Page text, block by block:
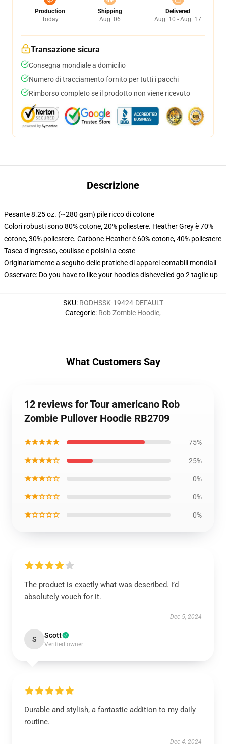
Production
Today
Shipping
Aug. 06
Delivered
Aug. 10 - Aug. 17
Transazione sicura
Consegna mondiale a domicilio
Numero di tracciamento fornito per tutti i pacchi
Rimborso completo se il prodotto non viene ricevuto
Descrizione
Pesante 8.25 oz. (~280 gsm) pile ricco di cotone
Colori robusti sono 80% cotone, 20% poliestere. Heather Grey è 70%
cotone, 30% poliestere. Carbone Heather è 60% cotone, 40% poliestere
Tasca d'ingresso, coulisse e polsini a coste
Originariamente a seguito delle pratiche di apparel contabili mondiali
Osservare: Do you have to like your hoodies dishevelled go 2 taglie up
SKU: RODHSSK-19424-DEFAULT
Categorie: Rob Zombie Hoodie,
What Customers Say
12 reviews for Tour americano Rob
Zombie Pullover Hoodie RB2709
★★★★★ 75%
★★★★☆ 25%
★★★☆☆ 0%
★★☆☆☆ 0%
★☆☆☆☆ 0%
The product is exactly what was described. I’d
absolutely vouch for it.
Dec 5, 2024
S Scott
Verified owner
Durable and stylish, a fantastic addition to my daily
routine.
Dec 4, 2024